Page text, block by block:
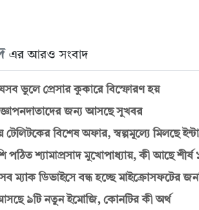
এর আরও সংবাদ
ভুলে প্রেসার কুকারে বিস্ফোরণ হয়
জন্য আসছে সুখবর
বিশেষ অফার, স্বল্পমূল্যে মিলছে
পঠিত শ্যামাপ্রসাদ মুখোপাধ্যায়, কী আছে শীর্ষ
ম্যাক ডিভাইসে বন্ধ হচ্ছে মাইক্রোসফটের
আসছে ৯টি নতুন ইমোজি, কোনটির কী অর্থ